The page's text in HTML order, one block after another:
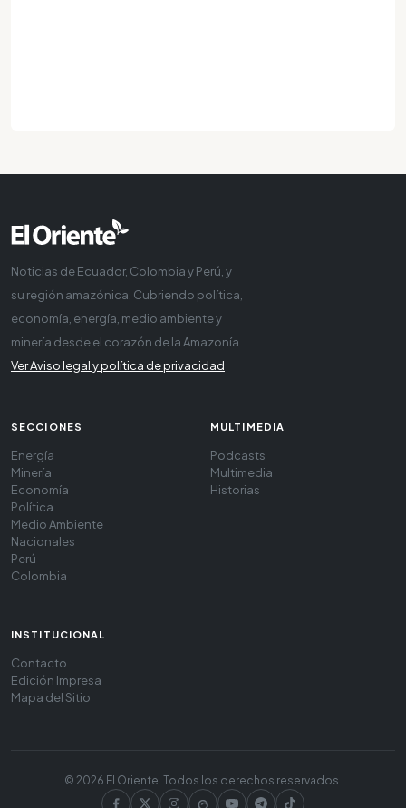
Noticias de Ecuador, Colombia y Perú, y
su región amazónica. Cubriendo política,
economía, energía, medio ambiente y
minería desde el corazón de la Amazonía
Ver Aviso legal y política de privacidad
SECCIONES
Energía
Minería
Economía
Política
Medio Ambiente
Nacionales
Perú
Colombia
MULTIMEDIA
Podcasts
Multimedia
Historias
INSTITUCIONAL
Contacto
Edición Impresa
Mapa del Sitio
© 2026 El Oriente. Todos los derechos reservados.